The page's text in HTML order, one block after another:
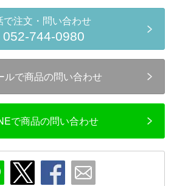
型車両リスト
関東
九州・沖縄
で注文・問い合わせ
052-744-0980
ルで商品の問い合わせ
で商品の問い合わせ